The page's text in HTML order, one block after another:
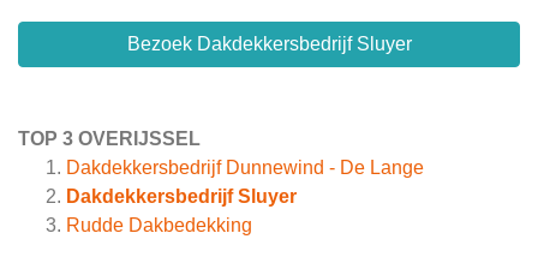
Bezoek Dakdekkersbedrijf Sluyer
TOP 3 OVERIJSSEL
Dakdekkersbedrijf Dunnewind - De Lange
Dakdekkersbedrijf Sluyer
Rudde Dakbedekking